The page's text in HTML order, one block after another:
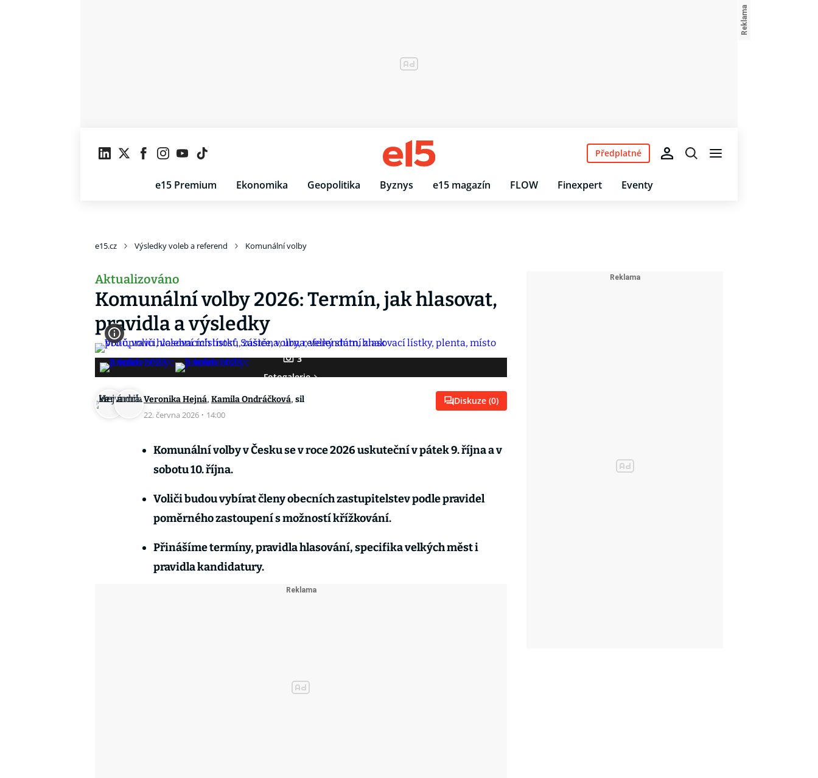
e15 Premium Ekonomika Geopolitika Byznys e15 magazín FLOW Finexpert Eventy
Předplatné
e15.cz Výsledky voleb a referend Komunální volby
Aktualizováno
Komunální volby 2026: Termín, jak hlasovat,
pravidla a výsledky
3
Fotogalerie
Veronika Hejná, Kamila Ondráčková, sil
22. června 2026 · 14:00
Diskuze (0)
Komunální volby v Česku se v roce 2026 uskuteční v pátek 9. října a v
sobotu 10. října.
Voliči budou vybírat členy obecních zastupitelstev podle pravidel
poměrného zastoupení s možností křížkování.
Přinášíme termíny, pravidla hlasování, specifika velkých měst i
pravidla kandidatury.